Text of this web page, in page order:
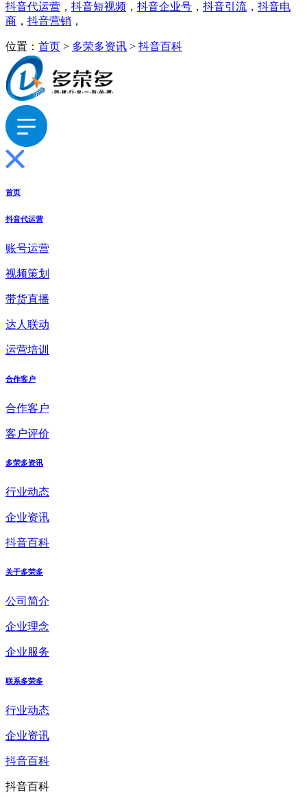
抖音代运营 ， 抖音短视频 ， 抖音企业号 ， 抖音引流 ， 抖音电
商 ， 抖音营销 ，
位置： 首页 > 多荣多资讯 > 抖音百科
首页
抖音代运营
账号运营
视频策划
带货直播
达人联动
运营培训
合作客户
合作客户
客户评价
多荣多资讯
行业动态
企业资讯
抖音百科
关于多荣多
公司简介
企业理念
企业服务
联系多荣多
行业动态
企业资讯
抖音百科
抖音百科